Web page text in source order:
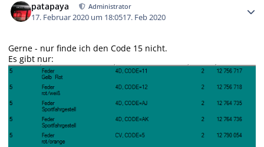
patapaya Administrator
17. Februar 2020 um 18:0517. Feb 2020
Gerne - nur finde ich den Code 15 nicht.
Es gibt nur: